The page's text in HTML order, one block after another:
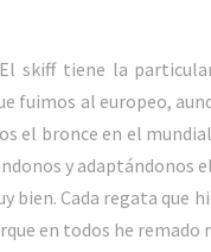
skiff tiene la
fuimos al europeo,
el bronce en el
y adaptándonos
bien. Cada regata que
en todos he remado